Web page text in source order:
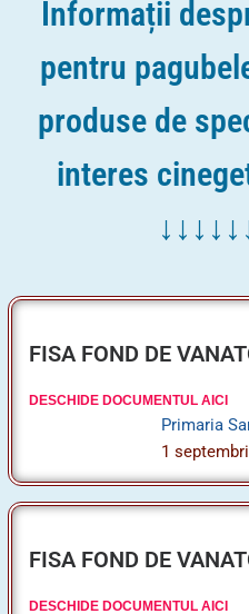
produse de
interes
Primaria
FISA FOND DE
Primaria